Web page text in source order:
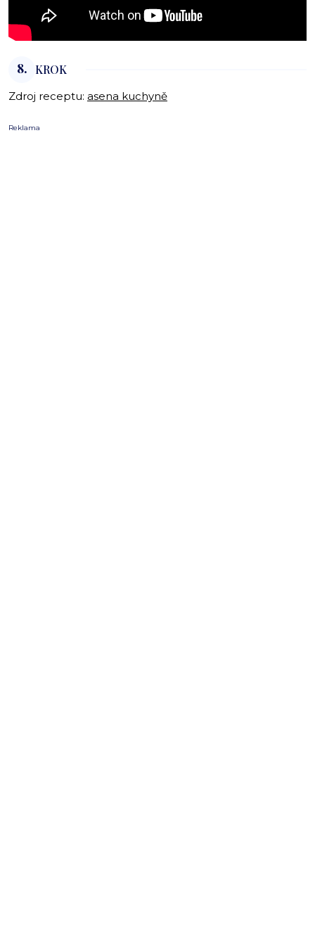
8. KROK
Zdroj receptu: asena kuchyně
Reklama